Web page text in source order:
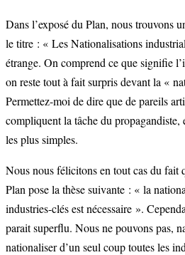
Dans l’exposé du Plan, nous trouvons
le titre : « Les Nationalisations
étrange. On comprend ce que signifie
on reste tout à fait surpris devant la «
Permettez-moi de dire que de pareils
compliquent la tâche du propagandiste,
les plus simples.
Nous nous félicitons en tout cas du fait
Plan pose la thèse suivante : « la
industries-clés est nécessaire ».
parait superflu. Nous ne pouvons pas,
nationaliser d’un seul coup toutes les